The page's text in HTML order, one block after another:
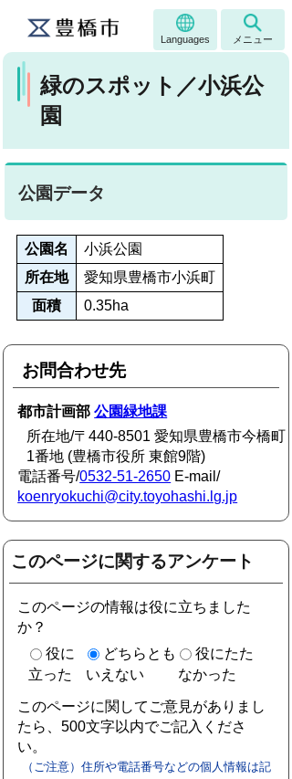
Languages メニュー
緑のスポット／小浜公
園
公園データ
公園名
小浜公園
所在地
愛知県豊橋市小浜町
面積
0.35ha
お問合わせ先
都市計画部公園緑地課
所在地/〒440-8501 愛知県豊橋市今橋町
1番地 (豊橋市役所 東館9階)
電話番号/0532-51-2650 E-mail/
koenryokuchi@city.toyohashi.lg.jp
このページに関するアンケート
このページの情報は役に立ちました
か？
役に
立った
どちらとも
いえない
役にたた
なかった
このページに関してご意見がありまし
たら、500文字以内でご記入くださ
い。
（ご注意）住所や電話番号などの個人情報は記